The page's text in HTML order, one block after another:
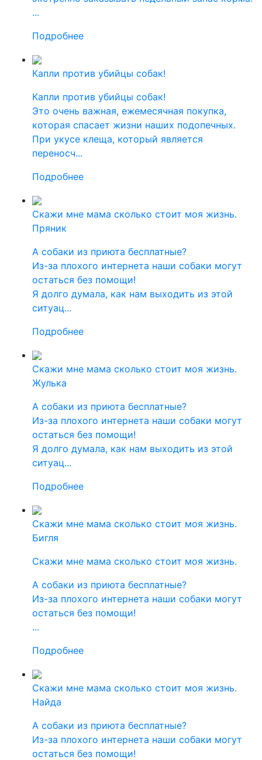
...
Подробнее
Капли против убийцы собак!
Капли против убийцы собак!
Это очень важная, ежемесячная покупка,
которая спасает жизни наших подопечных.
При укусе клеща, который является
переносч...
Подробнее
Скажи мне мама сколько стоит моя жизнь.
Пряник
А собаки из приюта бесплатные?
Из-за плохого интернета наши собаки могут
остаться без помощи!
Я долго думала, как нам выходить из этой
ситуац...
Подробнее
Скажи мне мама сколько стоит моя жизнь.
Жулька
А собаки из приюта бесплатные?
Из-за плохого интернета наши собаки могут
остаться без помощи!
Я долго думала, как нам выходить из этой
ситуац...
Подробнее
Скажи мне мама сколько стоит моя жизнь.
Бигля
Скажи мне мама сколько стоит моя жизнь.
А собаки из приюта бесплатные?
Из-за плохого интернета наши собаки могут
остаться без помощи!
...
Подробнее
Скажи мне мама сколько стоит моя жизнь.
Найда
А собаки из приюта бесплатные?
Из-за плохого интернета наши собаки могут
остаться без помощи!